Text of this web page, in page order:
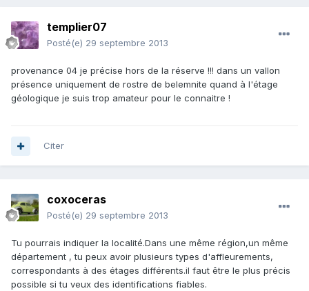
templier07
Posté(e) 29 septembre 2013
provenance 04 je précise hors de la réserve !!! dans un vallon
présence uniquement de rostre de belemnite quand à l'étage
géologique je suis trop amateur pour le connaitre !
Citer
coxoceras
Posté(e) 29 septembre 2013
Tu pourrais indiquer la localité.Dans une même région,un même
département , tu peux avoir plusieurs types d'affleurements,
correspondants à des étages différents.il faut être le plus précis
possible si tu veux des identifications fiables.